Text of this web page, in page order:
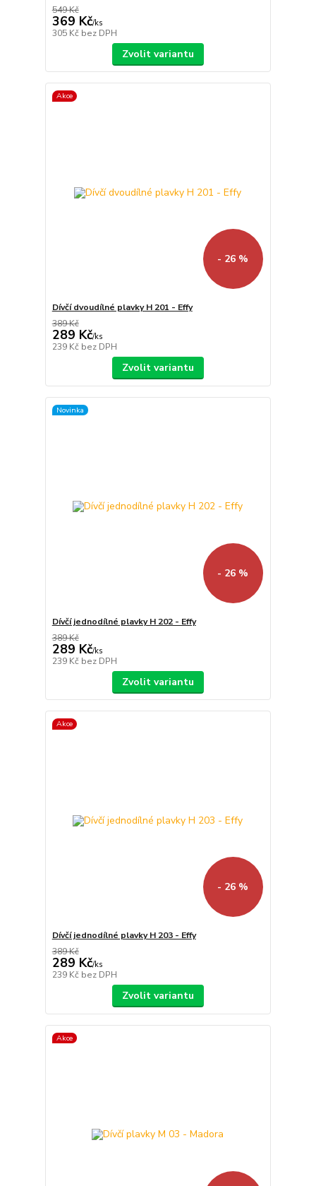
549 Kč
369 Kč/ks
305 Kč bez DPH
Zvolit variantu
Akce
- 26 %
Dívčí dvoudílné plavky H 201 - Effy
389 Kč
289 Kč/ks
239 Kč bez DPH
Zvolit variantu
Novinka
- 26 %
Dívčí jednodílné plavky H 202 - Effy
389 Kč
289 Kč/ks
239 Kč bez DPH
Zvolit variantu
Akce
- 26 %
Dívčí jednodílné plavky H 203 - Effy
389 Kč
289 Kč/ks
239 Kč bez DPH
Zvolit variantu
Akce